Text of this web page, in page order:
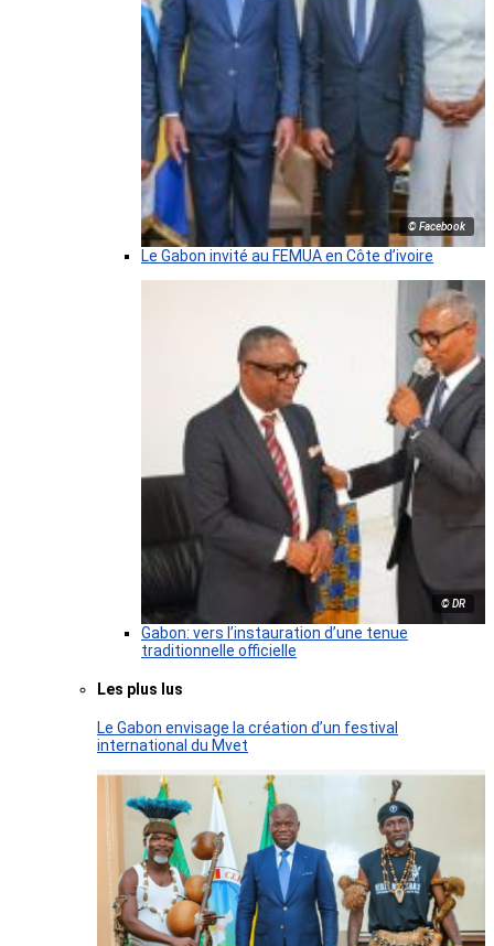
© Facebook
Le Gabon invité au FEMUA en Côte d’ivoire
© DR
Gabon: vers l’instauration d’une tenue
traditionnelle officielle
Les plus lus
Le Gabon envisage la création d’un festival
international du Mvet